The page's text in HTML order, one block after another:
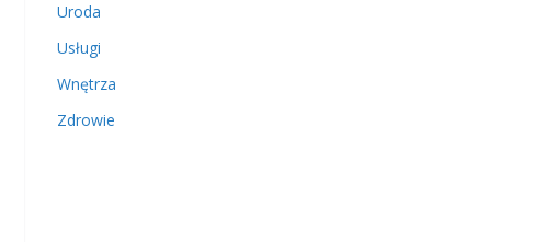
Uroda
Usługi
Wnętrza
Zdrowie